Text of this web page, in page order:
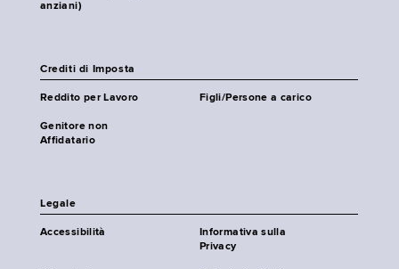
anziani)
Crediti di Imposta
Reddito per Lavoro Figli/Persone a carico
Genitore non
Affidatario
Legale
Accessibilità
Informativa sulla
Privacy